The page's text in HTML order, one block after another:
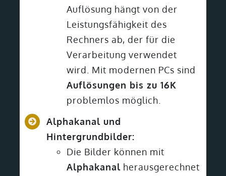
Auflösung hängt von der
Leistungsfähigkeit des
Rechners ab, der für die
Verarbeitung verwendet
wird. Mit modernen PCs sind
Auflösungen bis zu 16K
problemlos möglich.
Alphakanal und
Hintergrundbilder:
Die Bilder können mit
Alphakanalherausgerechnet